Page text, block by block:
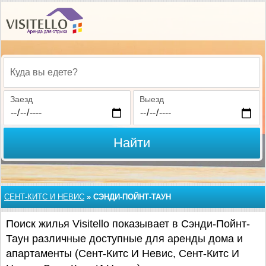
Куда вы едете?
Заезд Выезд
Найти
СЕНТ-КИТС И НЕВИС » СЭНДИ-ПОЙНТ-ТАУН
Поиск жилья Visitello показывает в Сэнди-Пойнт-
Таун различные доступные для аренды дома и
апартаменты (Сент-Китс И Невис, Сент-Китс И